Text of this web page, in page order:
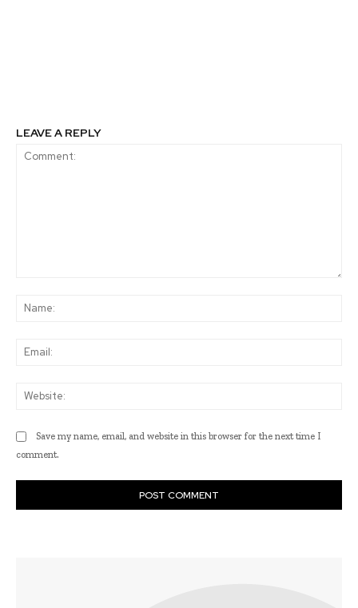
LEAVE A REPLY
Save my name, email, and website in this browser for the next time I
comment.